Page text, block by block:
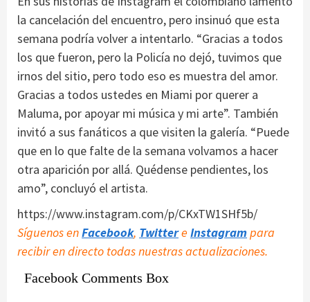
la cancelación del encuentro, pero insinuó que esta
semana podría volver a intentarlo. “Gracias a todos
los que fueron, pero la Policía no dejó, tuvimos que
irnos del sitio, pero todo eso es muestra del amor.
Gracias a todos ustedes en Miami por querer a
Maluma, por apoyar mi música y mi arte”. También
invitó a sus fanáticos a que visiten la galería. “Puede
que en lo que falte de la semana volvamos a hacer
otra aparición por allá. Quédense pendientes, los
amo”, concluyó el artista.
https://www.instagram.com/p/CKxTW1SHf5b/
Síguenos enFacebook, Twittere Instagram para
recibir en directo todas nuestras actualizaciones.
Facebook Comments Box